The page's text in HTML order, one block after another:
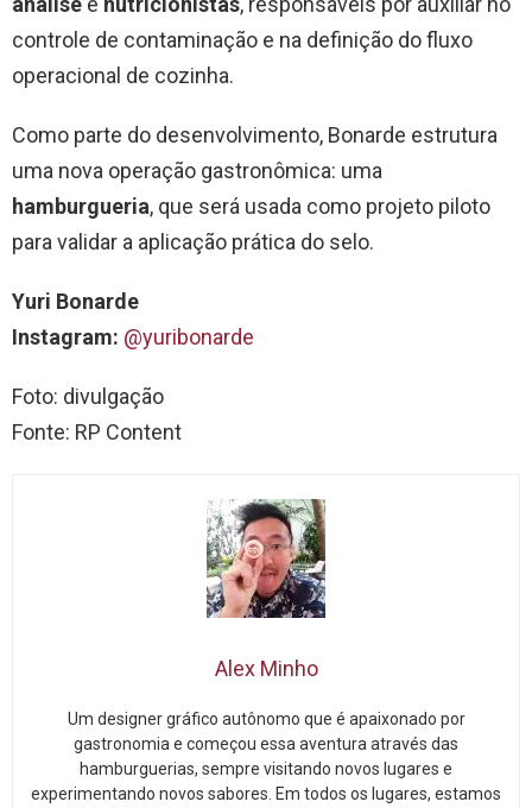
controle de contaminação e na definição do fluxo
operacional de cozinha.
Como parte do desenvolvimento, Bonarde estrutura
uma nova operação gastronômica: uma
hamburgueria, que será usada como projeto piloto
para validar a aplicação prática do selo.
Yuri Bonarde
Instagram: @yuribonarde
Foto: divulgação
Fonte: RP Content
Alex Minho
Um designer gráfico autônomo que é apaixonado por
gastronomia e começou essa aventura através das
hamburguerias, sempre visitando novos lugares e
experimentando novos sabores. Em todos os lugares, estamos